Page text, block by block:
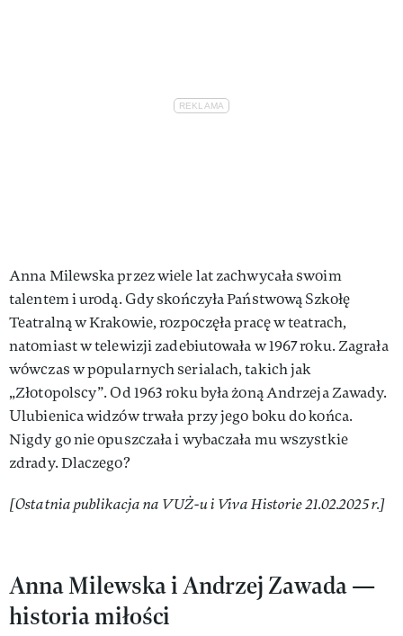
Anna Milewska przez wiele lat zachwycała swoim
talentem i urodą. Gdy skończyła Państwową Szkołę
Teatralną w Krakowie, rozpoczęła pracę w teatrach,
natomiast w telewizji zadebiutowała w 1967 roku. Zagrała
wówczas w popularnych serialach, takich jak
„Złotopolscy”. Od 1963 roku była żoną Andrzeja Zawady.
Ulubienica widzów trwała przy jego boku do końca.
Nigdy go nie opuszczała i wybaczała mu wszystkie
zdrady. Dlaczego?
[Ostatnia publikacja na VUŻ-u i Viva Historie 21.02.2025 r.]
Anna Milewska i Andrzej Zawada —
historia miłości